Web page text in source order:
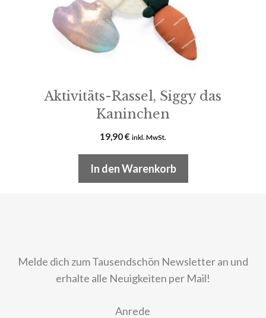
Aktivitäts-Rassel, Siggy das
Kaninchen
19,90€ inkl. MwSt.
In den Warenkorb
Melde dich zum Tausendschön Newsletter an und
erhalte alle Neuigkeiten per Mail!
Anrede